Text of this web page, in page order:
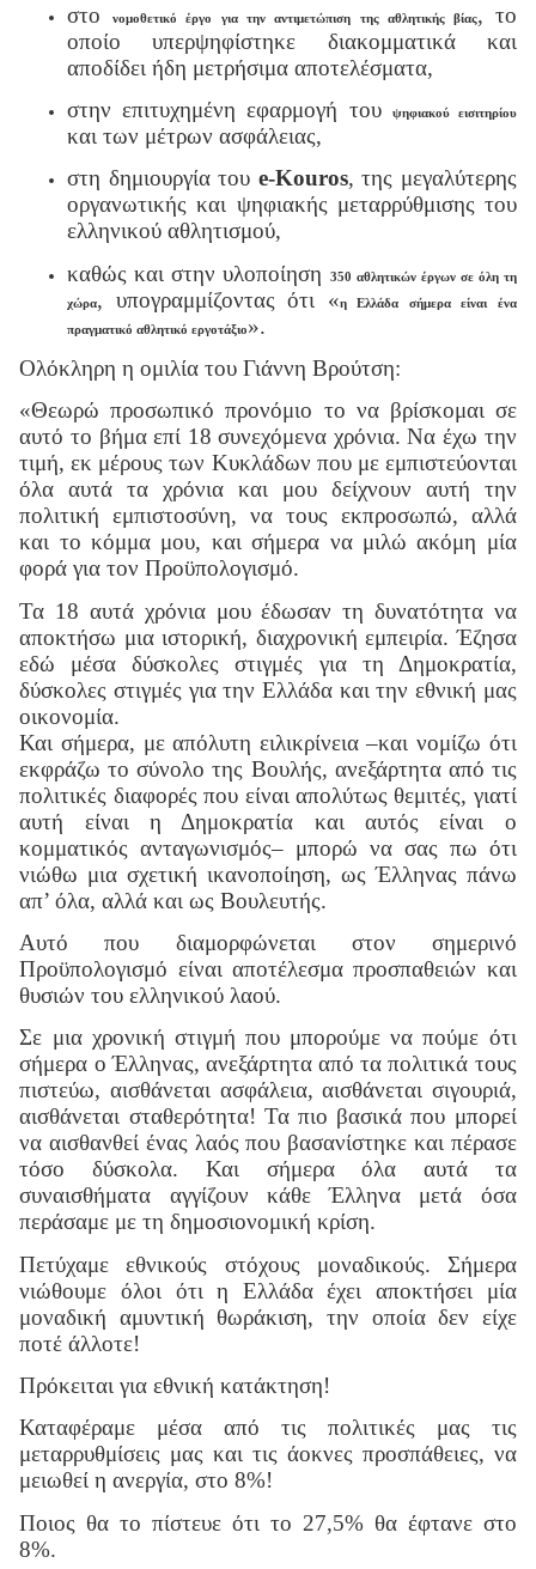
στο
νομοθετικό έργο για την αντιμετώπιση της αθλητικής βίας, το
οποίο υπερψηφίστηκε διακομματικά και
αποδίδει ήδη μετρήσιμα αποτελέσματα,
στην επιτυχημένη εφαρμογή του
ψηφιακού εισιτηρίου
και των μέτρων ασφάλειας,
στη δημιουργία του e-Kouros, της μεγαλύτερης
οργανωτικής και ψηφιακής μεταρρύθμισης του
ελληνικού αθλητισμού,
καθώς και στην υλοποίηση
350 αθλητικών έργων σε όλη τη
χώρα, υπογραμμίζοντας ότι «η Ελλάδα σήμερα είναι ένα
πραγματικό αθλητικό εργοτάξιο».
Ολόκληρη η ομιλία του Γιάννη Βρούτση:
«Θεωρώ προσωπικό προνόμιο το να βρίσκομαι σε
αυτό το βήμα επί 18 συνεχόμενα χρόνια. Να έχω την
τιμή, εκ μέρους των Κυκλάδων που με εμπιστεύονται
όλα αυτά τα χρόνια και μου δείχνουν αυτή την
πολιτική εμπιστοσύνη, να τους εκπροσωπώ, αλλά
και το κόμμα μου, και σήμερα να μιλώ ακόμη μία
φορά για τον Προϋπολογισμό.
Τα 18 αυτά χρόνια μου έδωσαν τη δυνατότητα να
αποκτήσω μια ιστορική, διαχρονική εμπειρία. Έζησα
εδώ μέσα δύσκολες στιγμές για τη Δημοκρατία,
δύσκολες στιγμές για την Ελλάδα και την εθνική μας
οικονομία.
Και σήμερα, με απόλυτη ειλικρίνεια –και νομίζω ότι
εκφράζω το σύνολο της Βουλής, ανεξάρτητα από τις
πολιτικές διαφορές που είναι απολύτως θεμιτές, γιατί
αυτή είναι η Δημοκρατία και αυτός είναι ο
κομματικός ανταγωνισμός– μπορώ να σας πω ότι
νιώθω μια σχετική ικανοποίηση, ως Έλληνας πάνω
απ’ όλα, αλλά και ως Βουλευτής.
Αυτό που διαμορφώνεται στον σημερινό
Προϋπολογισμό είναι αποτέλεσμα προσπαθειών και
θυσιών του ελληνικού λαού.
Σε μια χρονική στιγμή που μπορούμε να πούμε ότι
σήμερα ο Έλληνας, ανεξάρτητα από τα πολιτικά τους
πιστεύω, αισθάνεται ασφάλεια, αισθάνεται σιγουριά,
αισθάνεται σταθερότητα! Τα πιο βασικά που μπορεί
να αισθανθεί ένας λαός που βασανίστηκε και πέρασε
τόσο δύσκολα. Και σήμερα όλα αυτά τα
συναισθήματα αγγίζουν κάθε Έλληνα μετά όσα
περάσαμε με τη δημοσιονομική κρίση.
Πετύχαμε εθνικούς στόχους μοναδικούς. Σήμερα
νιώθουμε όλοι ότι η Ελλάδα έχει αποκτήσει μία
μοναδική αμυντική θωράκιση, την οποία δεν είχε
ποτέ άλλοτε!
Πρόκειται για εθνική κατάκτηση!
Καταφέραμε μέσα από τις πολιτικές μας τις
μεταρρυθμίσεις μας και τις άοκνες προσπάθειες, να
μειωθεί η ανεργία, στο 8%!
Ποιος θα το πίστευε ότι το 27,5% θα έφτανε στο
8%.